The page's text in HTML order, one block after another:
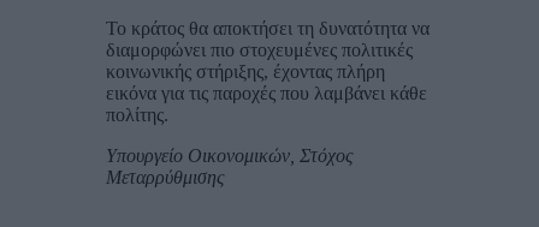
Το κράτος θα αποκτήσει τη δυνατότητα να
διαμορφώνει πιο στοχευμένες πολιτικές
κοινωνικής στήριξης, έχοντας πλήρη
εικόνα για τις παροχές που λαμβάνει κάθε
πολίτης.
Υπουργείο Οικονομικών, Στόχος
Μεταρρύθμισης